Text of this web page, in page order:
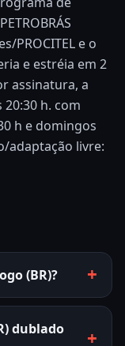
PROCITEL e o
e estréia em 2
assinatura, a
20:30 h. com
h e domingos
adaptação livre:
(BR)?
dublado